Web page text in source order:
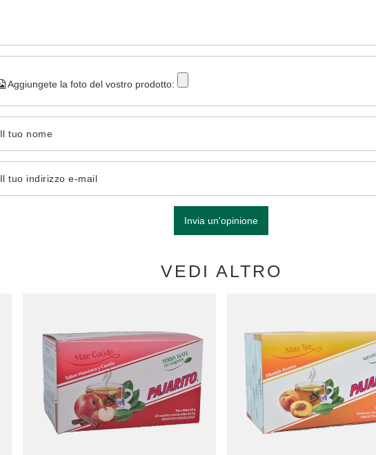
Aggiungete la foto del vostro prodotto:
Il tuo nome
Il tuo indirizzo e-mail
Invia un'opinione
VEDI ALTRO